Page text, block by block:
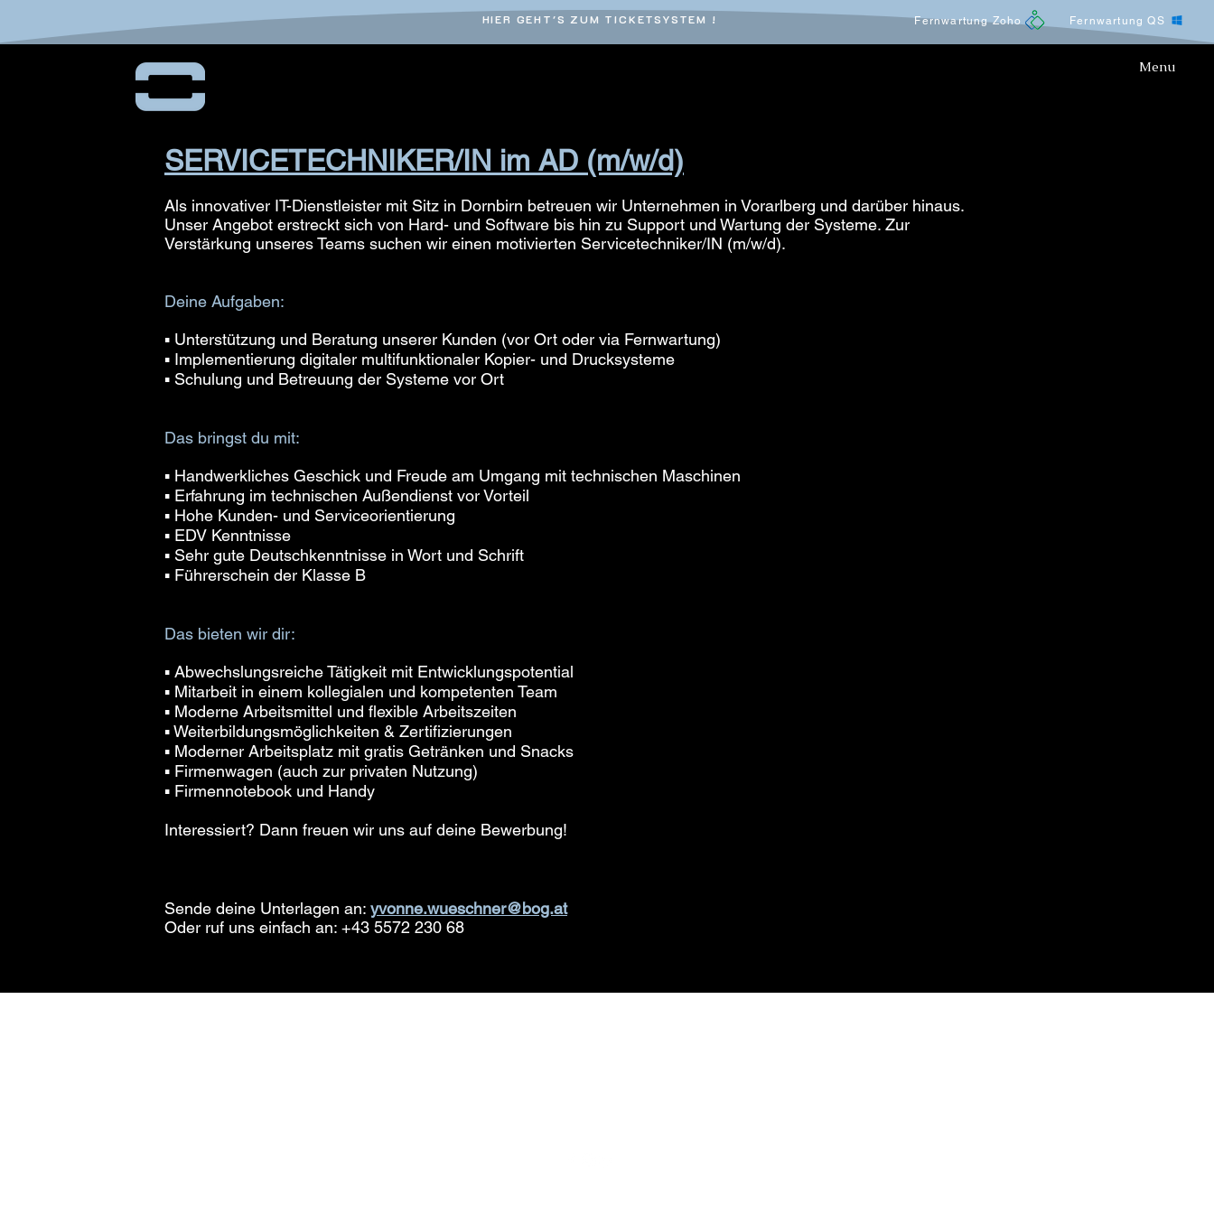
HIER GEHT'S ZUM TICKETSYSTEM ! Fernwartung QS
Fernwartung Zoho
Menu
SERVICETECHNIKER/IN im AD (m/w/d)
Als innovativer IT-Dienstleister mit Sitz in Dornbirn betreuen wir Unternehmen in Vorarlberg und darüber hinaus.
Unser Angebot erstreckt sich von Hard- und Software bis hin zu Support und Wartung der Systeme. Zur
Verstärkung unseres Teams suchen wir einen motivierten Servicetechniker/IN (m/w/d).
Deine Aufgaben:
▪ Unterstützung und Beratung unserer Kunden (vor Ort oder via Fernwartung)
▪ Implementierung digitaler multifunktionaler Kopier- und Drucksysteme
▪ Schulung und Betreuung der Systeme vor Ort
Das bringst du mit:
▪ Handwerkliches Geschick und Freude am Umgang mit technischen Maschinen
▪ Erfahrung im technischen Außendienst vor Vorteil
▪ Hohe Kunden- und Serviceorientierung
▪ EDV Kenntnisse
▪ Sehr gute Deutschkenntnisse in Wort und Schrift
▪ Führerschein der Klasse B
Das bieten wir dir:
▪ Abwechslungsreiche Tätigkeit mit Entwicklungspotential
▪ Mitarbeit in einem kollegialen und kompetenten Team
▪ Moderne Arbeitsmittel und flexible Arbeitszeiten
▪ Weiterbildungsmöglichkeiten & Zertifizierungen
▪ Moderner Arbeitsplatz mit gratis Getränken und Snacks
▪ Firmenwagen (auch zur privaten Nutzung)
▪ Firmennotebook und Handy
Interessiert? Dann freuen wir uns auf deine Bewerbung!
Sende deine Unterlagen an: yvonne.wueschner@bog.at
Oder ruf uns einfach an: +43 5572 230 68